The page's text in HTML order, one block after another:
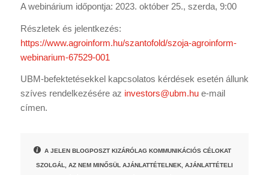
A webinárium időpontja: 2023. október 25., szerda, 9:00
Részletek és jelentkezés:
https://www.agroinform.hu/szantofold/szoja-agroinform-
webinarium-67529-001
UBM-befektetésekkel kapcsolatos kérdések esetén állunk
szíves rendelkezésére az investors@ubm.hue-mail
címen.
A JELEN BLOGPOSZT KIZÁRÓLAG KOMMUNIKÁCIÓS CÉLOKAT
SZOLGÁL, AZ NEM MINŐSÜL AJÁNLATTÉTELNEK, AJÁNLATTÉTELI